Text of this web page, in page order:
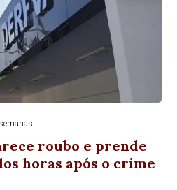
roubo e prende
horas após o crime